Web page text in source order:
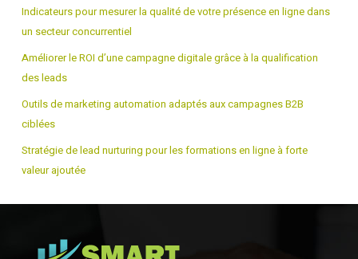
Indicateurs pour mesurer la qualité de votre présence en ligne dans
un secteur concurrentiel
Améliorer le ROI d’une campagne digitale grâce à la qualification
des leads
Outils de marketing automation adaptés aux campagnes B2B
ciblées
Stratégie de lead nurturing pour les formations en ligne à forte
valeur ajoutée